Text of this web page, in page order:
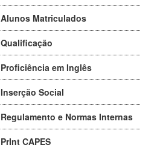
Alunos Matriculados
Qualificação
Proficiência em Inglês
Inserção Social
Regulamento e Normas Internas
PrInt CAPES